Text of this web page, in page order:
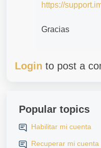
https://
Gracias
Login to post a
Popular topics
Habilitar mi cuenta
Recuperar mi cuenta